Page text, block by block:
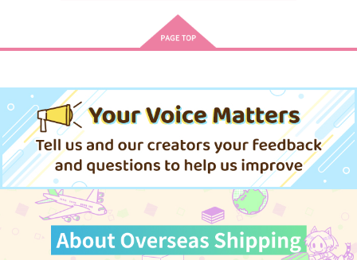
うさぎ小屋
315円（税込）
山田利吉×土井半助
サンプル
作品詳細
787円（税込）
サンプル
作品詳細
兎小屋
787円（税込）
土井半助
サンプル
作品詳細